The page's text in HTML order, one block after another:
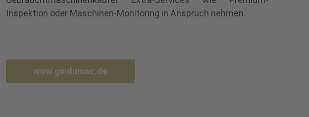
Inspektion oder Maschinen-Monitoring in Anspruch nehmen.
www.gindumac.de